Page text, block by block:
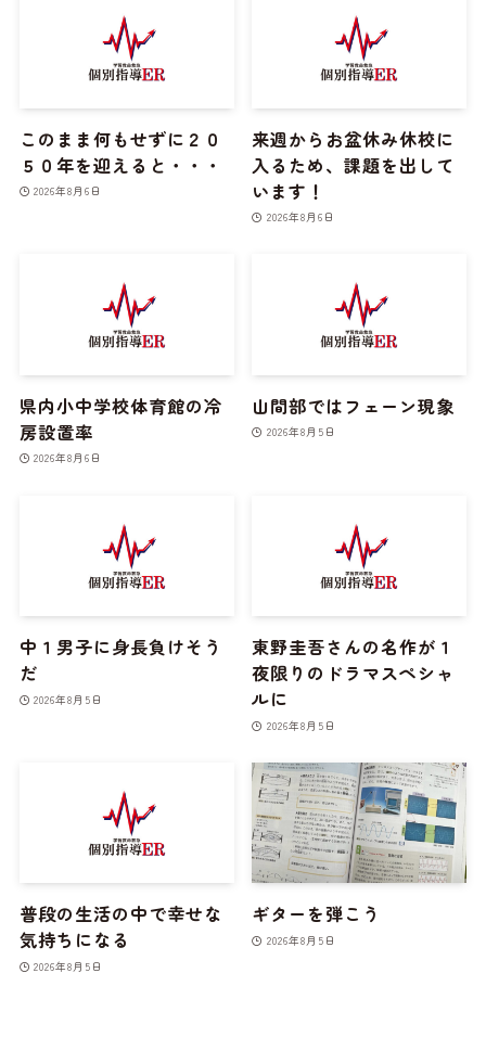
このまま何もせずに２０
５０年を迎えると・・・
2026年8月6日
来週からお盆休み休校に
入るため、課題を出して
います！
2026年8月6日
県内小中学校体育館の冷
房設置率
2026年8月6日
山間部ではフェーン現象
2026年8月5日
中１男子に身長負けそう
だ
2026年8月5日
東野圭吾さんの名作が１
夜限りのドラマスペシャ
ルに
2026年8月5日
普段の生活の中で幸せな
気持ちになる
2026年8月5日
ギターを弾こう
2026年8月5日